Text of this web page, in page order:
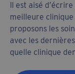
Il est aisé
meilleure
proposons les
avec les
quelle clinique